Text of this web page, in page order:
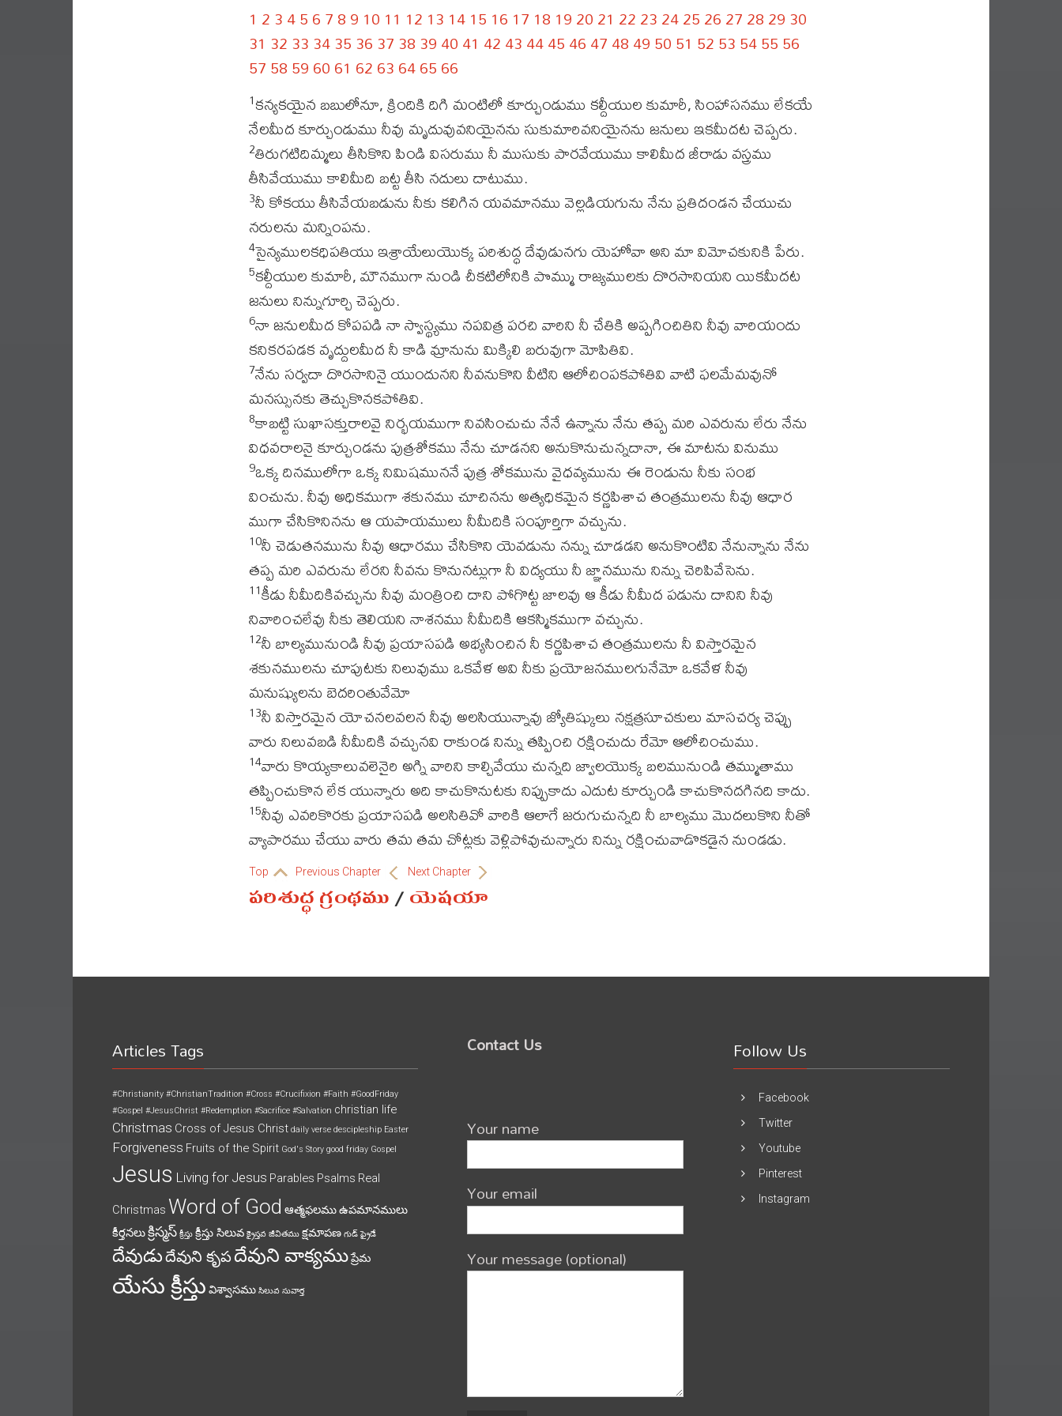
1 23456789 10 11 12 13 1415 16 17 18 192021 222324252627282930
31 32333435363738394041 42434445464748495051 5253545556
5758596061 6263646566
1కన్యకయైన బబులోనూ, క్రిందికి దిగి మంటిలో కూర్చుండుము కల్దీయుల కుమారీ, సింహాసనము లేకయే
నేలమీద కూర్చుండుము నీవు మృదువువనియైనను సుకుమారివనియైనను జనులు ఇకమీదట చెప్పరు.
2తిరుగటిదిమ్మలు తీసికొని పిండి విసరుము నీ ముసుకు పారవేయుము కాలిమీద జీరాడు వస్త్రము
తీసివేయుము కాలిమీది బట్ట తీసి నదులు దాటుము.
3నీ కోకయు తీసివేయబడును నీకు కలిగిన యవమానము వెల్లడియగును నేను ప్రతిదండన చేయుచు
నరులను మన్నింపను.
4సైన్యములకధిపతియు ఇశ్రాయేలుయొక్క పరిశుద్ధ దేవుడునగు యెహోవా అని మా విమోచకునికి పేరు.
5కల్దీయుల కుమారీ, మౌనముగా నుండి చీకటిలోనికి పొమ్ము రాజ్యములకు దొరసానియని యికమీదట
జనులు నిన్నుగూర్చి చెప్పరు.
6నా జనులమీద కోపపడి నా స్వాస్థ్యము నపవిత్ర పరచి వారిని నీ చేతికి అప్పగించితిని నీవు వారియందు
కనికరపడక వృద్దులమీద నీ కాడి మ్రానును మిక్కిలి బరువుగా మోపితివి.
7నేను సర్వదా దొరసానినై యుందునని నీవనుకొని వీటిని ఆలోచింపకపోతివి వాటి ఫలమేమవునో
మనస్సునకు తెచ్చుకొనకపోతివి.
8కాబట్టి సుఖాసక్తురాలవై నిర్భయముగా నివసించుచు నేనే ఉన్నాను నేను తప్ప మరి ఎవరును లేరు నేను
విధవరాలనై కూర్చుండను పుత్రశోకము నేను చూడనని అనుకొనుచున్నదానా, ఈ మాటను వినుము
9ఒక్క దినములోగా ఒక్క నిమిషముననే పుత్ర శోకమును వైధవ్యమును ఈ రెండును నీకు సంభ
వించును. నీవు అధికముగా శకునము చూచినను అత్యధికమైన కర్ణపిశాచ తంత్రములను నీవు ఆధార
ముగా చేసికొనినను ఆ యపాయములు నీమీదికి సంపూర్తిగా వచ్చును.
10నీ చెడుతనమును నీవు ఆధారము చేసికొని యెవడును నన్ను చూడడని అనుకొంటివి నేనున్నాను నేను
తప్ప మరి ఎవరును లేరని నీవను కొనునట్లుగా నీ విద్యయు నీ జ్ఞానమును నిన్ను చెరిపివేసెను.
11కీడు నీమీదికివచ్చును నీవు మంత్రించి దాని పోగొట్ట జాలవు ఆ కీడు నీమీద పడును దానిని నీవు
నివారించలేవు నీకు తెలియని నాశనము నీమీదికి ఆకస్మికముగా వచ్చును.
12నీ బాల్యమునుండి నీవు ప్రయాసపడి అభ్యసించిన నీ కర్ణపిశాచ తంత్రములను నీ విస్తారమైన
శకునములను చూపుటకు నిలువుము ఒకవేళ అవి నీకు ప్రయోజనములగునేమో ఒకవేళ నీవు
మనుష్యులను బెదరింతువేమో
13నీ విస్తారమైన యోచనలవలన నీవు అలసియున్నావు జ్యోతిష్కులు నక్షత్రసూచకులు మాసచర్య చెప్పు
వారు నిలువబడి నీమీదికి వచ్చునవి రాకుండ నిన్ను తప్పించి రక్షించుదు రేమో ఆలోచించుము.
14వారు కొయ్యకాలువలెనైరి అగ్ని వారిని కాల్చివేయు చున్నది జ్వాలయొక్క బలమునుండి తమ్ముతాము
తప్పించుకొన లేక యున్నారు అది కాచుకొనుటకు నిప్పుకాదు ఎదుట కూర్చుండి కాచుకొనదగినది కాదు.
15నీవు ఎవరికొరకు ప్రయాసపడి అలసితివో వారికి ఆలాగే జరుగుచున్నది నీ బాల్యము మొదలుకొని నీతో
వ్యాపారము చేయు వారు తమ తమ చోట్లకు వెళ్లిపోవుచున్నారు నిన్ను రక్షించువాడొకడైన నుండడు.
Top Previous Chapter Next Chapter
పరిశుద్ధ గ్రంథము/యెషయా
Articles Tags
#Christianity #ChristianTradition #Cross #Crucifixion #Faith #GoodFriday
#Gospel #JesusChrist #Redemption #Sacrifice #Salvation christian life
Christmas Cross of Jesus Christ daily verse descipleship Easter
Forgiveness Fruits of the Spirit God's Story good friday Gospel
Jesus Living for Jesus Parables Psalms Real
Christmas Word of God ఆత్మఫలముఉపమానములు
కీర్తనలుక్రిస్మస్ క్రీస్తు క్రీస్తు సిలువ క్రైస్తవ జీవితము క్షమాపణ గుడ్ ఫ్రైడే
దేవుడుదేవుని కృపదేవుని వాక్యముప్రేమ
యేసు క్రీస్తు విశ్వాసము సిలువ సువార్త
Contact Us
Your name
Your email
Your message (optional)
Follow Us
Facebook
Twitter
Youtube
Pinterest
Instagram